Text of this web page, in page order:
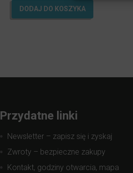
DODAJ DO KOSZYKA
Przydatne linki
Newsletter – zapisz się i zyskaj
Zwroty – bezpieczne zakupy
Kontakt, godziny otwarcia, mapa